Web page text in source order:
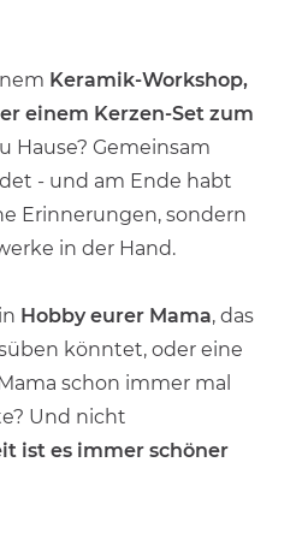
Keramik-Workshop,
einem Kerzen-Set zum
Hause? Gemeinsam
- und am Ende habt
Erinnerungen, sondern
in der Hand.
Hobby eurer Mama, das
könntet, oder eine
schon immer mal
Und nicht
ist es immer schöner